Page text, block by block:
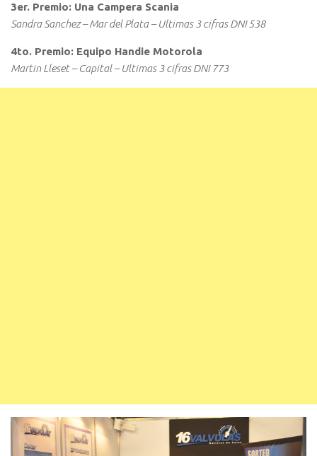
3er. Premio: Una Campera Scania
Sandra Sanchez – Mar del Plata – Ultimas 3 cifras DNI 538
4to. Premio: Equipo Handie Motorola
Martin Lleset – Capital – Ultimas 3 cifras DNI 773